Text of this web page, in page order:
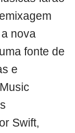
nova
fonte de
e
Swift,